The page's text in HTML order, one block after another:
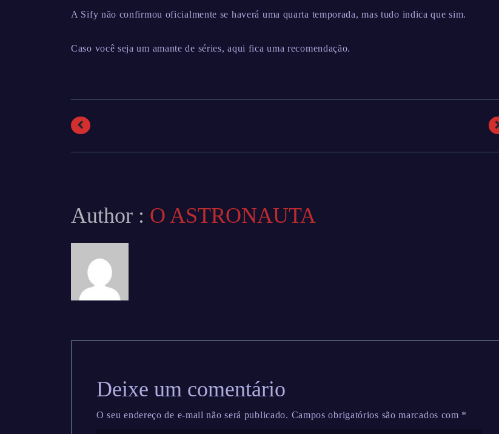
A Sify não confirmou oficialmente se haverá uma quarta temporada, mas tudo indica que sim.
Caso você seja um amante de séries, aqui fica uma recomendação.
Author : O ASTRONAUTA
Deixe um comentário
O seu endereço de e-mail não será publicado. Campos obrigatórios são marcados com *